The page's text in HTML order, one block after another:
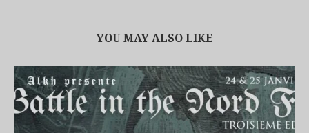
YOU MAY ALSO LIKE